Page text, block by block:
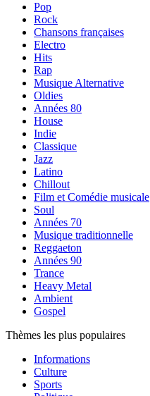
Pop
Rock
Chansons françaises
Electro
Hits
Rap
Musique Alternative
Oldies
Années 80
House
Indie
Classique
Jazz
Latino
Chillout
Film et Comédie musicale
Soul
Années 70
Musique traditionnelle
Reggaeton
Années 90
Trance
Heavy Metal
Ambient
Gospel
Thèmes les plus populaires
Informations
Culture
Sports